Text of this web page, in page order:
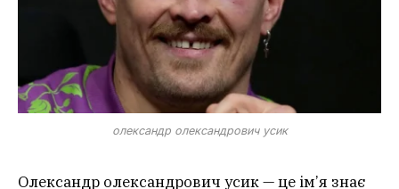
олександр олександрович усик
Олександр олександрович усик — це ім’я знає